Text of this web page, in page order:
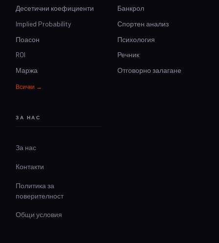
Десетични коефициенти
Implied Probability
Поасон
ROI
Маржа
Всички →
Банкрол
Спортен анализ
Психология
Речник
Отговорно залагане
ЗА НАС
За нас
Контакти
Политика за
поверителност
Общи условия